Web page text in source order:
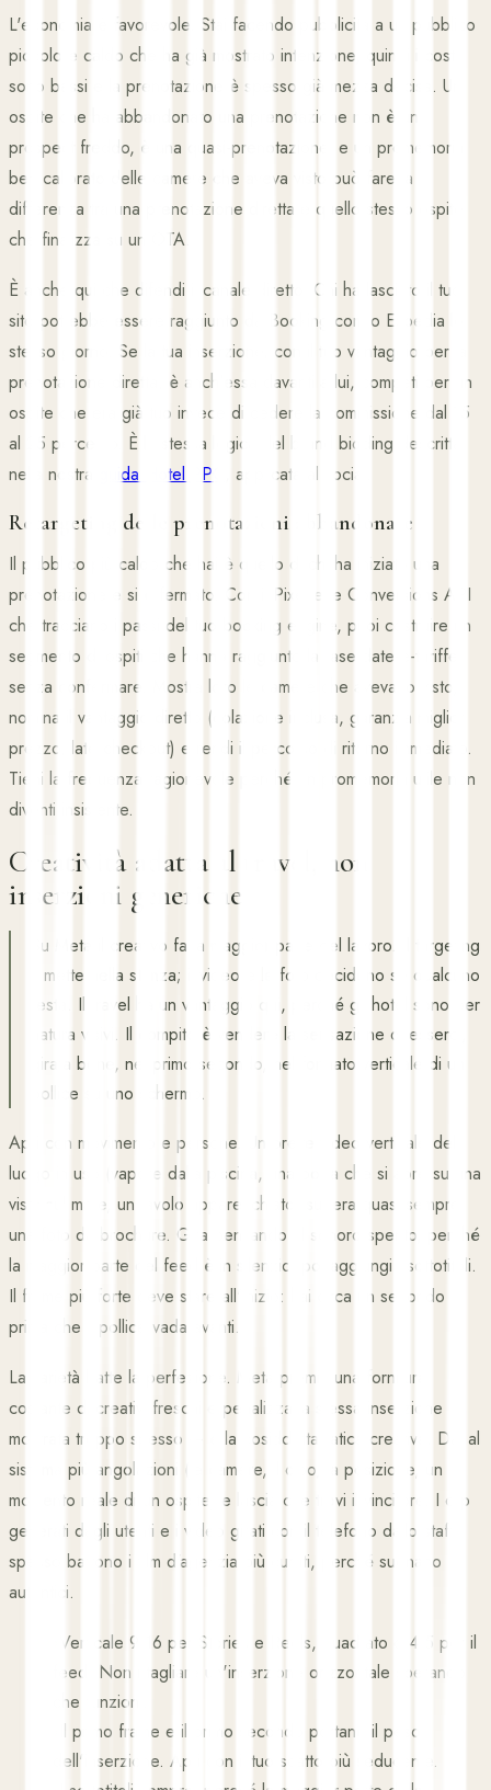
L'economia è favorevole. Stai facendo pubblicità a un pubblico
piccolo e caldo che ha già mostrato intenzione, quindi i costi
sono bassi e la prenotazione è spesso già mezza decisa. Un
ospite che ha abbandonato una prenotazione non è un
prospect freddo, è una quasi-prenotazione, e un promemoria
ben calibrato delle camere che aveva visto può fare la
differenza tra una prenotazione diretta e quello stesso ospite
che finalizza su un OTA.
È anche qui che difendi il canale diretto. Chi ha lasciato il tuo
sito potrebbe essere raggiunto da Booking.com o Expedia lo
stesso giorno. Se la tua inserzione, con il tuo vantaggio per la
prenotazione diretta, è anch'essa davanti a lui, competi per un
ospite che era già tuo invece di cedere la commissione dal 15
al 25 percento. È la stessa logica del brand bidding descritta
nella nostra
guida Hotel PPC , applicata al social.
Retargeting delle prenotazioni abbandonate
Il pubblico più caldo che hai è quello di chi ha iniziato una
prenotazione e si è fermato. Con il Pixel e le Conversions API
che tracciano i passi del tuo booking engine, puoi costruire un
segmento di ospiti che hanno raggiunto la fase date-e-tariffe
senza confermare. Mostra loro le camere che avevano visto,
nomina il vantaggio diretto (colazione inclusa, garanzia miglior
prezzo, late checkout) e rendi il percorso di ritorno immediato.
Tieni la frequenza ragionevole perché un promemoria utile non
diventi insistente.
Creatività adatta al travel, non
inserzioni generiche
Su Meta il creativo fa la maggior parte del lavoro. Il targeting
ti mette nella stanza; il video e le foto decidono se qualcuno
resta. Il travel ha un vantaggio qui, perché gli hotel sono per
natura visivi. Il compito è vendere la sensazione di esserci,
girata bene, nel primo secondo, nel formato verticale di un
pollice su uno schermo.
Apri con movimento e persone. Un breve video verticale del
luogo in uso (vapore dalla piscina, una porta che si apre su una
vista sul mare, un tavolo apparecchiato) supera quasi sempre
una foto da brochure. Gira pensando al sonoro spento, perché
la maggior parte del feed è in silenzio, poi aggiungi i sottotitoli.
Il frame più forte deve stare all'inizio: hai circa un secondo
prima che il pollice vada avanti.
La varietà batte la perfezione. Meta premia una fornitura
costante di creativi freschi e penalizza la stessa inserzione
mostrata troppo spesso — è la cosiddetta fatica creativa. Dai al
sistema più angolazioni (le camere, il cibo, la posizione, un
momento reale di un ospite) e lascia che trovi il vincitore. I clip
generati dagli utenti e i video girati con il telefono dallo staff
spesso battono i film d'agenzia più curati, perché suonano
autentici.
Verticale 9:16 per Stories e Reels, quadrato o 4:5 per il
feed. Non ritagliare un'inserzione orizzontale sperando
che funzioni.
Il primo frame e il primo secondo portano il peso
dell'inserzione. Apri con il tuo scatto più seducente.